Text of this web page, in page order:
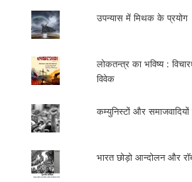
उपन्यास में मिथक के प्रयोग
लोकतन्त्र का भविष्य :
विवेक
कम्युनिस्टों और
भारत छोड़ो आन्दोलन और